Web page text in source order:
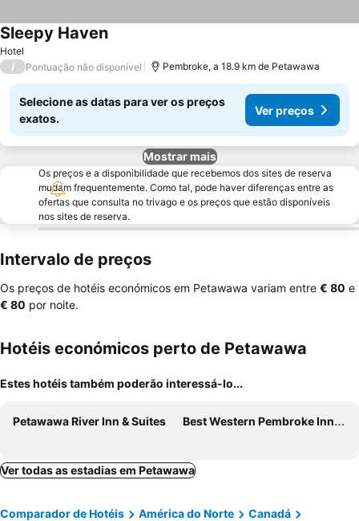
Hotel
Sleepy HavenVer preços
/ Pontuação não disponível Pembroke, a 18.9 km de Petawawa
Selecione as datas para ver os preços
exatos.
Ver preços
Mostrar mais
Os preços e a disponibilidade que recebemos dos sites de reserva
mudam frequentemente. Como tal, pode haver diferenças entre as
ofertas que consulta no trivago e os preços que estão disponíveis
nos sites de reserva.
Intervalo de preços
Os preços de hotéis económicos em Petawawa variam entre ‎€ 80 e
‎€ 80 por noite.
Hotéis económicos perto de Petawawa
Estes hotéis também poderão interessá-lo...
Petawawa River Inn & Suites Best Western Pembroke Inn & Conference Centre
Ver todas as estadias em Petawawa
Comparador de Hotéis América do Norte
Canadá